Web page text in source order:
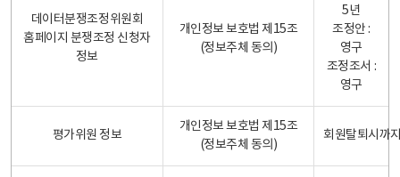
데이터분쟁조정위원회
홈페이지 분쟁조정 신청자
정보
개인정보 보호법 제15조
(정보주체 동의)
5년
조정안 :
영구
조정조서 :
영구
평가위원 정보
개인정보 보호법 제15조
(정보주체 동의)
회원탈퇴시까